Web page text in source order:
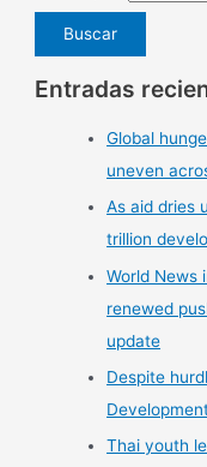
Entradas
Global
uneven
As aid dries
trillion
World News
renewed
update
Despite
Thai youth